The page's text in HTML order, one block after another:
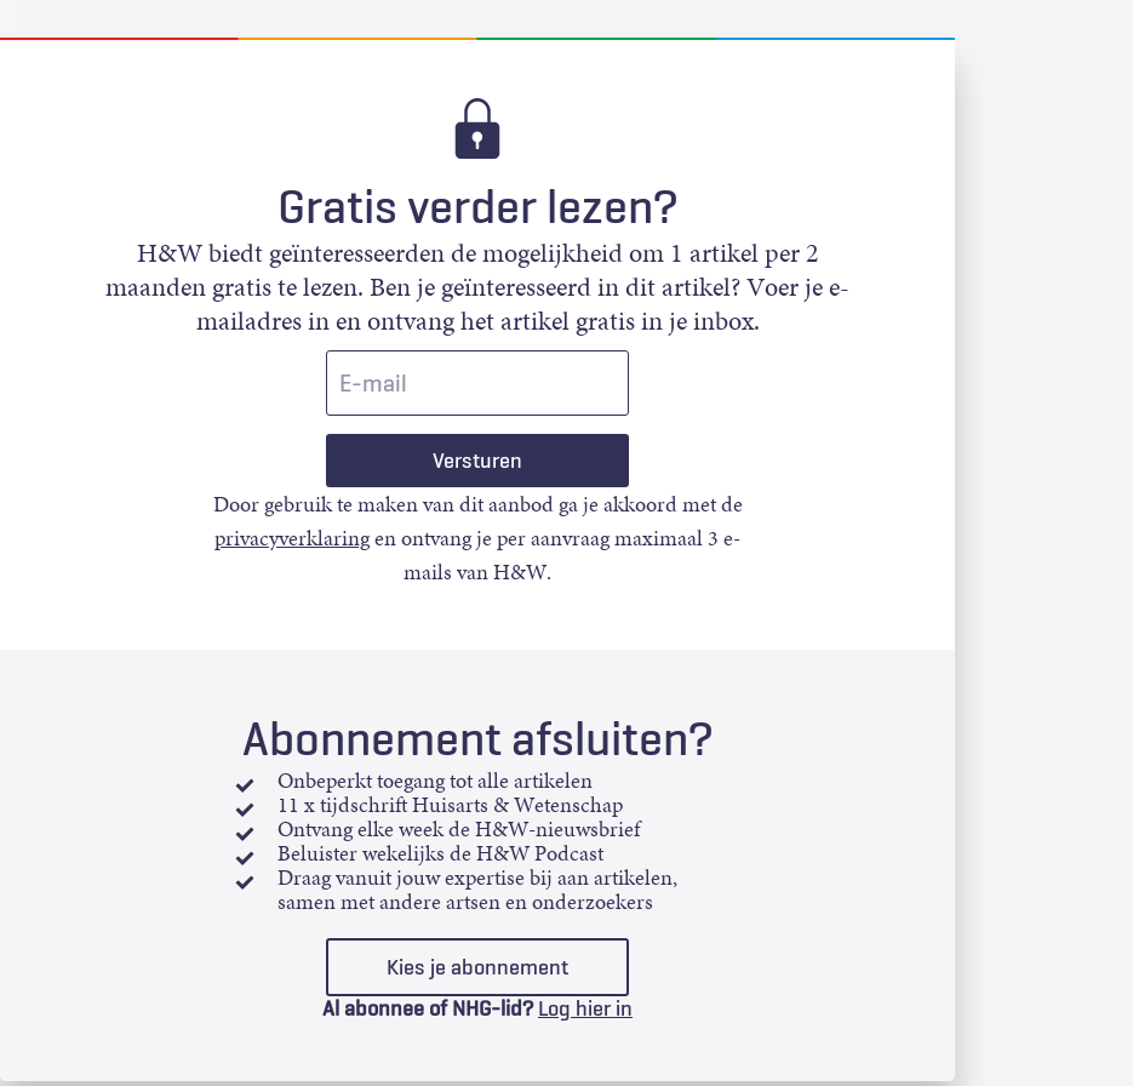
Gratis verder lezen?
H&W biedt geïnteresseerden de mogelijkheid om 1 artikel per 2
maanden gratis te lezen. Ben je geïnteresseerd in dit artikel? Voer je e-
mailadres in en ontvang het artikel gratis in je inbox.
Door gebruik te maken van dit aanbod ga je akkoord met de
privacyverklaringen ontvang je per aanvraag maximaal 3 e-
mails van H&W.
Abonnement afsluiten?
Onbeperkt toegang tot alle artikelen
11 x tijdschrift Huisarts & Wetenschap
Ontvang elke week de H&W-nieuwsbrief
Beluister wekelijks de H&W Podcast
Draag vanuit jouw expertise bij aan artikelen,
samen met andere artsen en onderzoekers
Kies je abonnement
Al abonnee of NHG-lid? Log hier in